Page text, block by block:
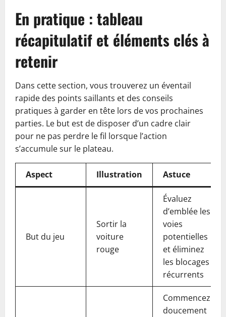
En pratique : tableau
récapitulatif et éléments clés à
retenir
Dans cette section, vous trouverez un éventail
rapide des points saillants et des conseils
pratiques à garder en tête lors de vos prochaines
parties. Le but est de disposer d’un cadre clair
pour ne pas perdre le fil lorsque l’action
s’accumule sur le plateau.
Aspect Illustration Astuce
But du jeu
Sortir la
voiture
rouge
Évaluez
d’emblée les
voies
potentielles
et éliminez
les blocages
récurrents
Commencez
doucement